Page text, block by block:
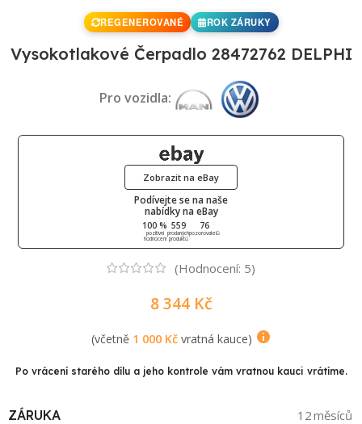
REGENEROVANÉ ROK ZÁRUKY
Vysokotlakové Čerpadlo 28472762 DELPHI
Pro vozidla:
Podívejte se na naše
nabídky na eBay
100 %
pozitivní
hodnocení
559
prodaných
produktů
76
pozorovatelů
Zobrazit na eBay
(Hodnocení: 5)
8 344 Kč
(včetně 1 000 Kčvratná kauce)
Po vrácení starého dílu a jeho kontrole vám vratnou kauci vrátíme.
ZÁRUKA 12 měsíců